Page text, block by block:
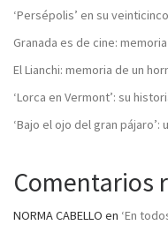
‘Persépolis’ en su
Granada es de cine:
El Lianchi: memoria de un
‘Lorca en Vermont’: su
‘Bajo el ojo del gran
Comentarios
NORMA CABELLO en ‘En